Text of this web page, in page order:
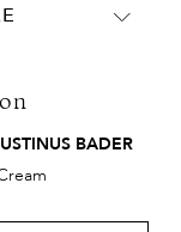
leitet wichtige
Inhaltsstoffe
BADER